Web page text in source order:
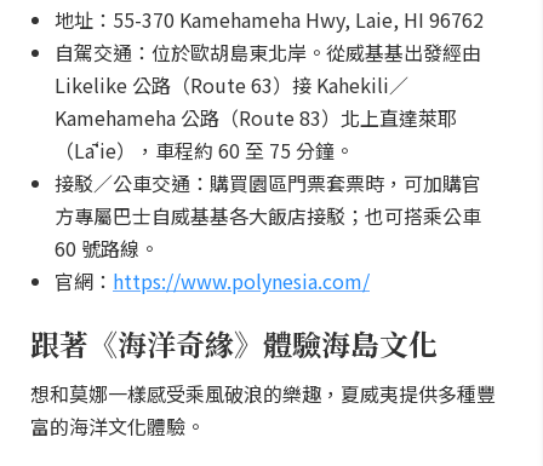
地址：55-370 Kamehameha Hwy, Laie, HI 96762
自駕交通：位於歐胡島東北岸。從威基基出發經由
Likelike 公路（Route 63）接 Kahekili／
Kamehameha 公路（Route 83）北上直達萊耶
（Lāʻie），車程約 60 至 75 分鐘。
接駁／公車交通：購買園區門票套票時，可加購官
方專屬巴士自威基基各大飯店接駁；也可搭乘公車
60 號路線。
官網： https://www.polynesia.com/
跟著《海洋奇緣》體驗海島文化
想和莫娜一樣感受乘風破浪的樂趣，夏威夷提供多種豐
富的海洋文化體驗。